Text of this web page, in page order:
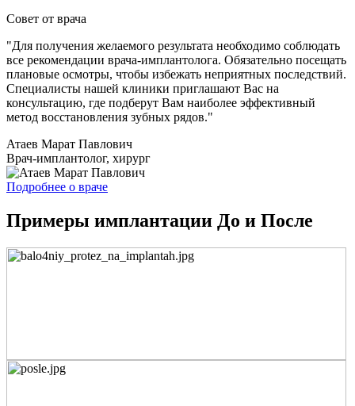
Совет от врача
"Для получения желаемого результата необходимо соблюдать
все рекомендации врача-имплантолога. Обязательно посещать
плановые осмотры, чтобы избежать неприятных последствий.
Специалисты нашей клиники приглашают Вас на
консультацию, где подберут Вам наиболее эффективный
метод восстановления зубных рядов."
Атаев Марат Павлович
Врач-имплантолог, хирург
Подробнее о враче
Примеры имплантации До и После